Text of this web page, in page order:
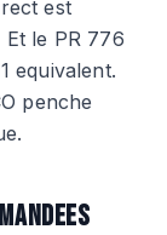
est
le PR 776
equivalent.
penche